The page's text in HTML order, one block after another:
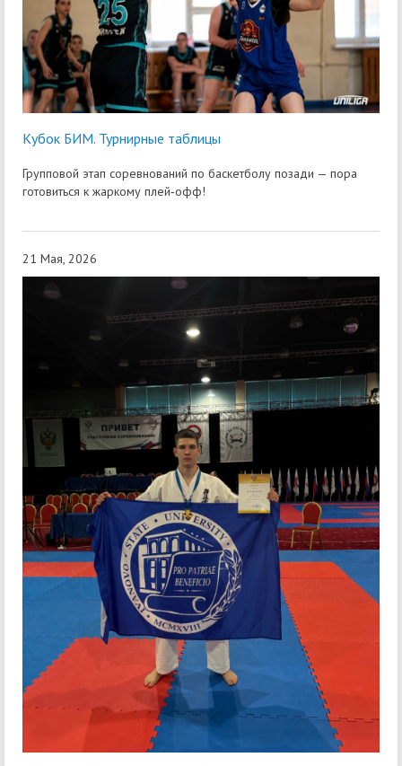
Кубок БИМ. Турнирные таблицы
Групповой этап соревнований по баскетболу позади — пора
готовиться к жаркому плей‑офф!
21 Мая, 2026